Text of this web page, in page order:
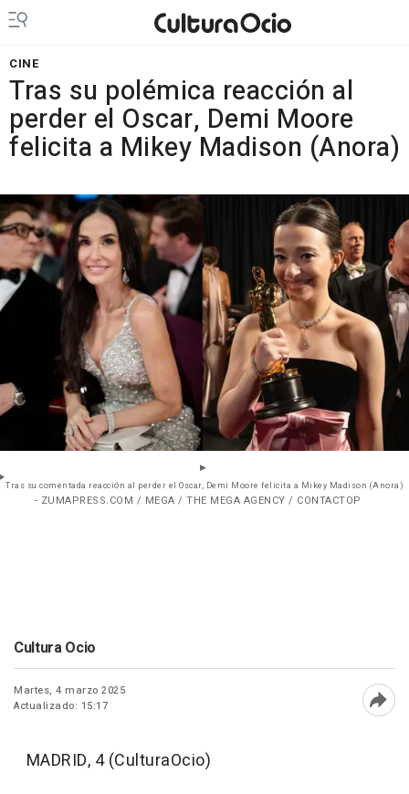
CINE
Tras su polémica reacción al
perder el Oscar, Demi Moore
felicita a Mikey Madison (Anora)
Tras su comentada reacción al perder el Oscar, Demi Moore felicita a Mikey Madison (Anora)
- ZUMAPRESS.COM / MEGA / THE MEGA AGENCY / CONTACTOP
Cultura Ocio
Martes, 4 marzo 2025
Actualizado: 15:17
MADRID, 4 (CulturaOcio)